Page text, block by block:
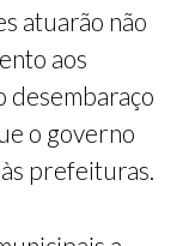
atuarão não
aos
desembaraço
o governo
prefeituras.